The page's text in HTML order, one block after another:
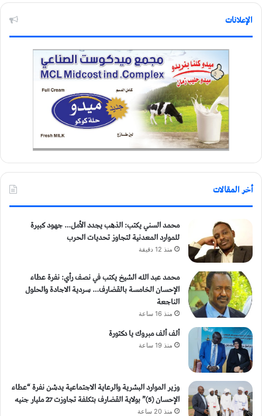
الإعلانات
أخر المقالات
محمد السني يكتب: الذهب يجدد الأمل… جهود كبيرة
للموارد المعدنية لتجاوز تحديات الحرب
منذ 12 دقيقة
محمد عبد الله الشيخ يكتب في نصف رأي: نفرة عطاء
الإحسان الخامسة بالقضارف… سردية الاجادة والحلول
الناجعة
منذ 16 ساعة
ألف ألف مبروك يا دكتورة
منذ 19 ساعة
وزير الموارد البشرية والرعاية الاجتماعية يدشن نفرة “عطاء
الإحسان (5)” بولاية القضارف بتكلفة تجاوزت 27 مليار جنيه
منذ 20 ساعة